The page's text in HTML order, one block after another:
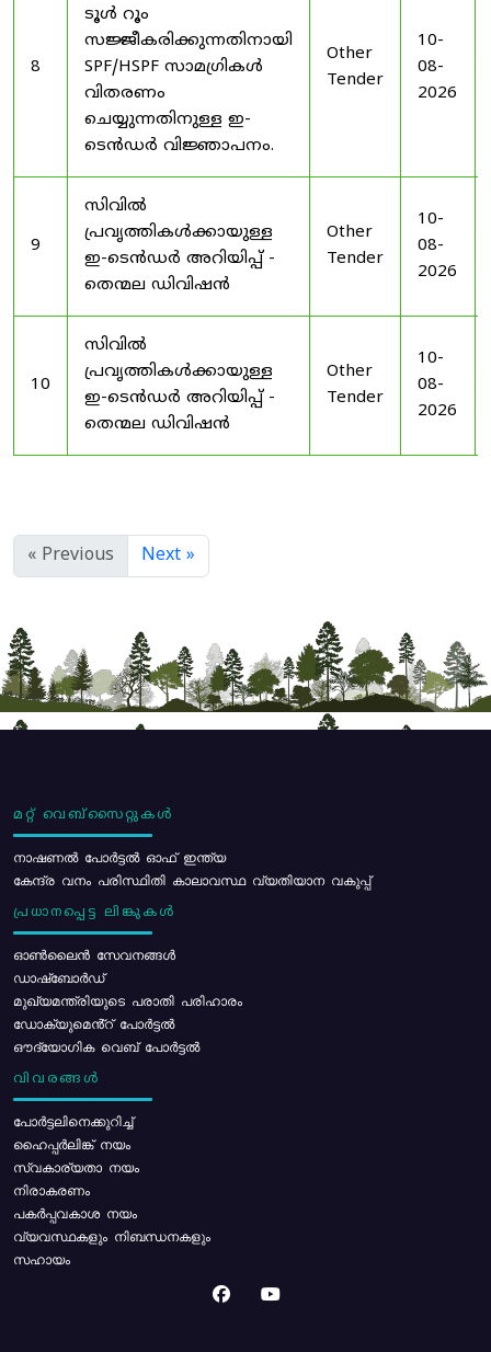
8
ടൂൾ റൂം
സജ്ജീകരിക്കുന്നതിനായി
SPF/HSPF സാമഗ്രികൾ
വിതരണം
ചെയ്യുന്നതിനുള്ള ഇ-
ടെൻഡർ വിജ്ഞാപനം.
Other
Tender
10-
08-
2026
9
സിവിൽ
പ്രവൃത്തികൾക്കായുള്ള
ഇ-ടെൻഡർ അറിയിപ്പ് -
തെന്മല ഡിവിഷൻ
Other
Tender
10-
08-
2026
10
സിവിൽ
പ്രവൃത്തികൾക്കായുള്ള
ഇ-ടെൻഡർ അറിയിപ്പ് -
തെന്മല ഡിവിഷൻ
Other
Tender
10-
08-
2026
« Previous Next »
മറ്റ് വെബ്സൈറ്റുകൾ
നാഷണൽ പോർട്ടൽ ഓഫ് ഇന്ത്യ
കേന്ദ്ര വനം പരിസ്ഥിതി കാലാവസ്ഥ വ്യതിയാന വകുപ്പ്
പ്രധാനപ്പെട്ട ലിങ്കുകൾ
ഓൺലൈൻ സേവനങ്ങൾ
ഡാഷ്ബോർഡ്
മുഖ്യമന്ത്രിയുടെ പരാതി പരിഹാരം
ഡോക്യുമെൻ്റ് പോർട്ടൽ
ഔദ്യോഗിക വെബ് പോർട്ടൽ
വിവരങ്ങൾ
പോര്‍ട്ടലിനെക്കുറിച്ച്
ഹൈപ്പർലിങ്ക് നയം
സ്വകാര്യതാ നയം
നിരാകരണം
പകർപ്പവകാശ നയം
വ്യവസ്ഥകളും നിബന്ധനകളും
സഹായം